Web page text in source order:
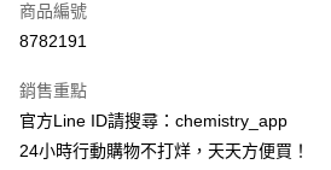
超商取貨付款
Apple Pay
街口支付
商品編號
8782191
銷售重點
官方Line ID請搜尋：chemistry_app
24小時行動購物不打烊，天天方便買！